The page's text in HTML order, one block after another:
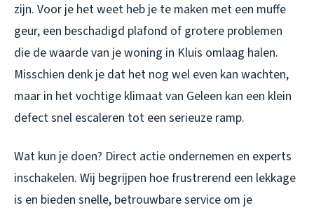
zijn. Voor je het weet heb je te maken met een muffe
geur, een beschadigd plafond of grotere problemen
die de waarde van je woning in Kluis omlaag halen.
Misschien denk je dat het nog wel even kan wachten,
maar in het vochtige klimaat van Geleen kan een klein
defect snel escaleren tot een serieuze ramp.
Wat kun je doen? Direct actie ondernemen en experts
inschakelen. Wij begrijpen hoe frustrerend een lekkage
is en bieden snelle, betrouwbare service om je